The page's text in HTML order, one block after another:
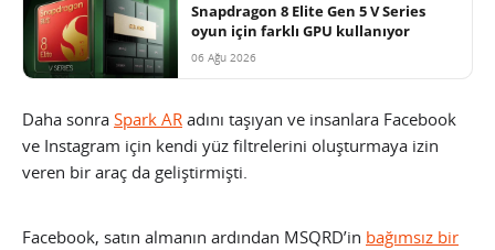
Snapdragon 8 Elite Gen 5 V Series
oyun için farklı GPU kullanıyor
06 Ağu 2026
Daha sonra Spark AR adını taşıyan ve insanlara Facebook
ve Instagram için kendi yüz filtrelerini oluşturmaya izin
veren bir araç da geliştirmişti.
Facebook, satın almanın ardından MSQRD’in bağımsız bir